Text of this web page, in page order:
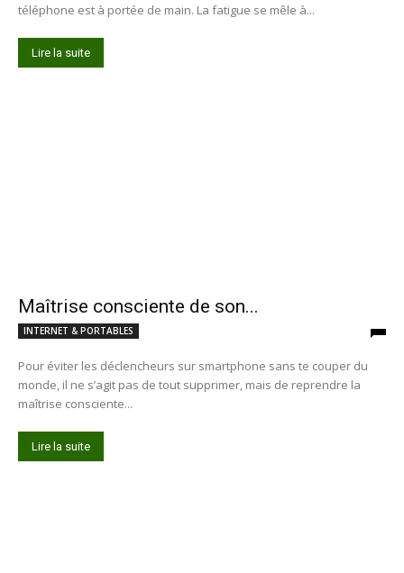
téléphone est à portée de main. La fatigue se mêle à...
Lire la suite
Maîtrise consciente de son...
INTERNET & PORTABLES
Pour éviter les déclencheurs sur smartphone sans te couper du
monde, il ne s’agit pas de tout supprimer, mais de reprendre la
maîtrise consciente...
Lire la suite